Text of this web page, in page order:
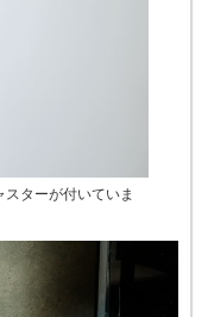
ターが付いていま